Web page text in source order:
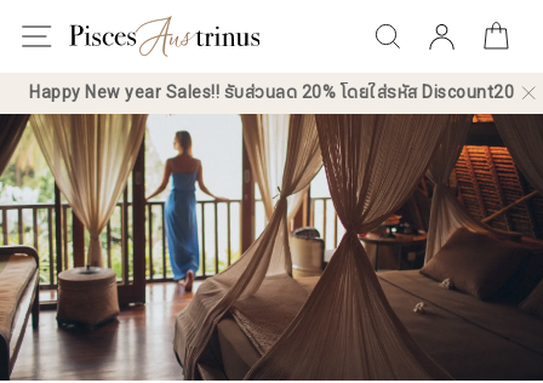
Happy New year Sales!! รับส่วนลด 20% โดยใส่รหัส Discount20